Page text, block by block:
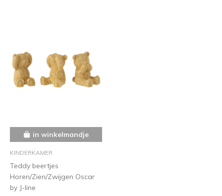
in winkelmandje
KINDERKAMER
Teddy beertjes
Horen/Zien/Zwijgen Oscar
by J-line